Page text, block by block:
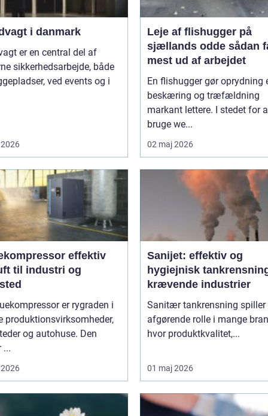
i danmark
er en central del af
sikkerhedsarbejde, både
ved events og i
Leje af flishugger på
sjællands odde sådan får du
mest ud af arbejdet
En flishugger gør oprydning
beskæring og træfældning
markant lettere. I stedet for
bruge we...
02 maj 2026
effektiv
til industri og
er rygraden i
produktionsvirksomheder,
og autohuse. Den
...
Sanijet: effektiv og
hygiejnisk
krævende industrier
Sanitær tankrensning spiller
afgørende rolle i mange
hvor produktkvalitet,...
01 maj 2026